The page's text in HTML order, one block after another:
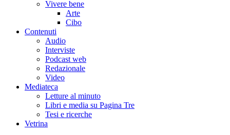
Vivere bene
Arte
Cibo
Contenuti
Audio
Interviste
Podcast web
Redazionale
Video
Mediateca
Letture al minuto
Libri e media su Pagina Tre
Tesi e ricerche
Vetrina